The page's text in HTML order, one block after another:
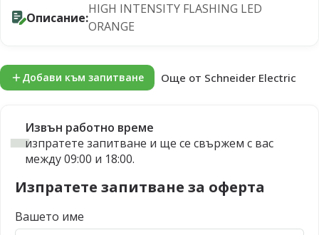
Описание:
HIGH INTENSITY FLASHING LED
ORANGE
Добави към запитване Още от Schneider Electric
Извън работно време
изпратете запитване и ще се свържем с вас
между 09:00 и 18:00.
Изпратете запитване за оферта
Вашето име